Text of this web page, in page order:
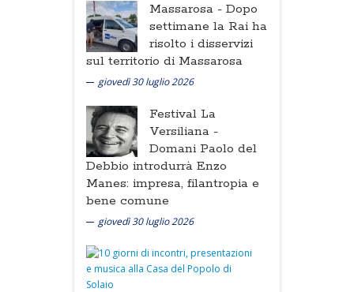
Massarosa - Dopo
settimane la Rai ha
risolto i disservizi
sul territorio di Massarosa
giovedì 30 luglio 2026
Festival La
Versiliana -
Domani Paolo del
Debbio introdurrà Enzo
Manes: impresa, filantropia e
bene comune
giovedì 30 luglio 2026